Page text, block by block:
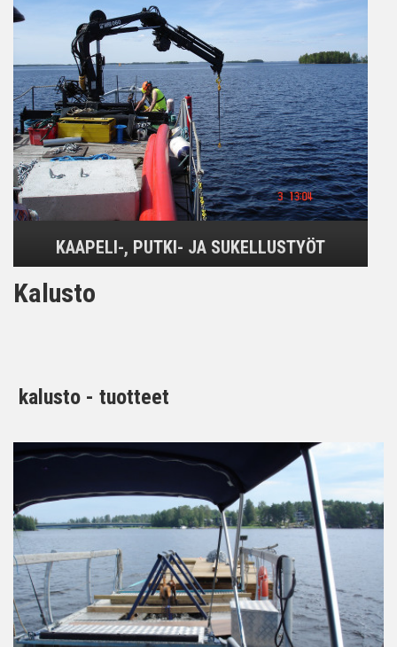
KAAPELI-, PUTKI- JA SUKELLUSTYÖT
Kalusto
kalusto - tuotteet